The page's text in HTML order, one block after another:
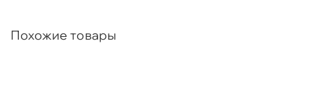
Похожие товары